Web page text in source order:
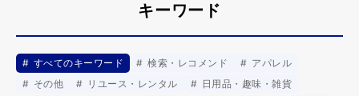
キーワード
すべてのキーワード 検索・レコメンド
アパレル
その他
リユース・レンタル
日用品・趣味・雑貨